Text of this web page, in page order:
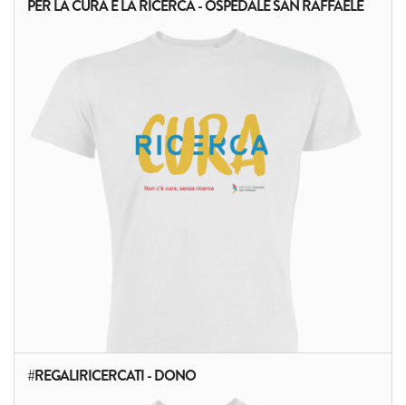
PER LA CURA E LA RICERCA - OSPEDALE SAN RAFFAELE
#REGALIRICERCATI - DONO